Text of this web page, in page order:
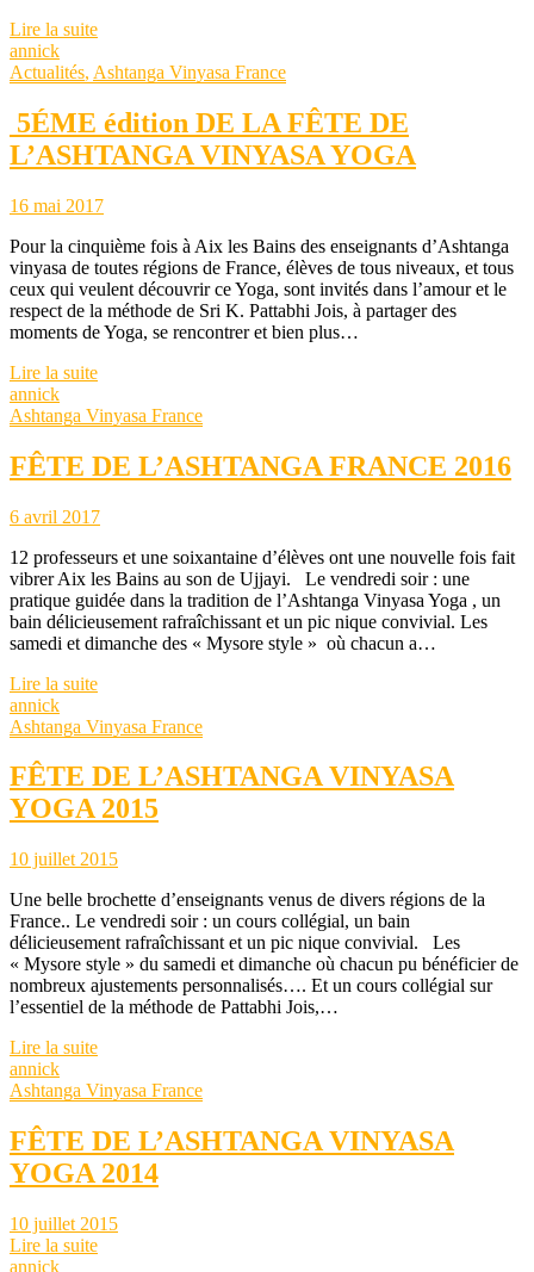
Lire la suite
annick
Actualités, Ashtanga Vinyasa France
5ÉME édition DE LA FÊTE DE
L’ASHTANGA VINYASA YOGA
16 mai 2017
Pour la cinquième fois à Aix les Bains des enseignants d’Ashtanga
vinyasa de toutes régions de France, élèves de tous niveaux, et tous
ceux qui veulent découvrir ce Yoga, sont invités dans l’amour et le
respect de la méthode de Sri K. Pattabhi Jois, à partager des
moments de Yoga, se rencontrer et bien plus…
Lire la suite
annick
Ashtanga Vinyasa France
FÊTE DE L’ASHTANGA FRANCE 2016
6 avril 2017
12 professeurs et une soixantaine d’élèves ont une nouvelle fois fait
vibrer Aix les Bains au son de Ujjayi. Le vendredi soir : une
pratique guidée dans la tradition de l’Ashtanga Vinyasa Yoga , un
bain délicieusement rafraîchissant et un pic nique convivial. Les
samedi et dimanche des « Mysore style » où chacun a…
Lire la suite
annick
Ashtanga Vinyasa France
FÊTE DE L’ASHTANGA VINYASA
YOGA 2015
10 juillet 2015
Une belle brochette d’enseignants venus de divers régions de la
France.. Le vendredi soir : un cours collégial, un bain
délicieusement rafraîchissant et un pic nique convivial. Les
« Mysore style » du samedi et dimanche où chacun pu bénéficier de
nombreux ajustements personnalisés…. Et un cours collégial sur
l’essentiel de la méthode de Pattabhi Jois,…
Lire la suite
annick
Ashtanga Vinyasa France
FÊTE DE L’ASHTANGA VINYASA
YOGA 2014
10 juillet 2015
Lire la suite
annick